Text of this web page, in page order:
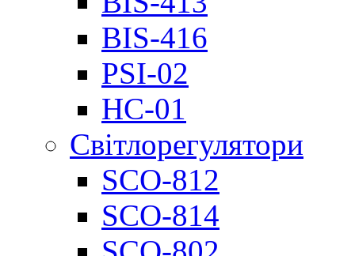
BIS-416
PSI-02
НС-01
Світлорегулятори
SCO-812
SCO-814